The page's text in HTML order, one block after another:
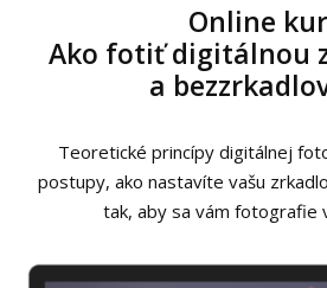
Online
Ako fotiť digitálnou
a
Teoretické princípy digitálnej
postupy, ako nastavíte vašu
tak, aby sa vám fotografie